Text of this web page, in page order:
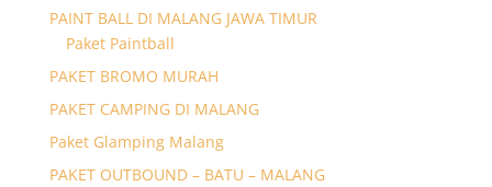
PAINT BALL DI MALANG JAWA TIMUR
Paket Paintball
PAKET BROMO MURAH
PAKET CAMPING DI MALANG
Paket Glamping Malang
PAKET OUTBOUND – BATU – MALANG